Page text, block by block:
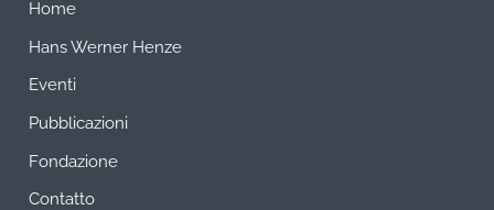
Home
Hans Werner Henze
Eventi
Pubblicazioni
Fondazione
Contatto